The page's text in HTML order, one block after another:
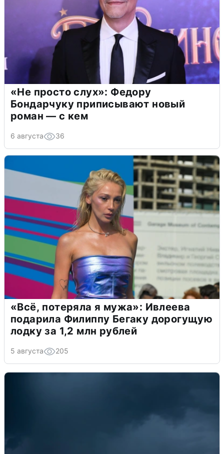
«Не просто слух»: Федору
Бондарчуку приписывают новый
роман — с кем
6 августа 36
«Всё, потеряла я мужа»: Ивлеева
подарила Филиппу Бегаку дорогущую
лодку за 1,2 млн рублей
5 августа 205